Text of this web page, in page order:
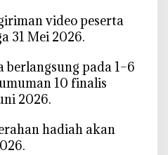
video peserta
31 Mei 2026.
berlangsung pada 1–6
10 finalis
2026.
hadiah akan